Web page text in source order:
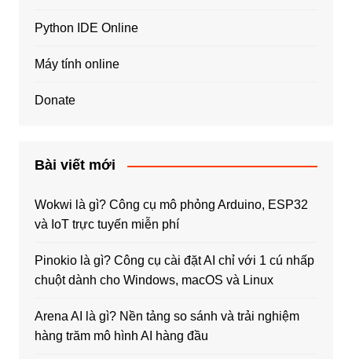
Python IDE Online
Máy tính online
Donate
Bài viết mới
Wokwi là gì? Công cụ mô phỏng Arduino, ESP32
và IoT trực tuyến miễn phí
Pinokio là gì? Công cụ cài đặt AI chỉ với 1 cú nhấp
chuột dành cho Windows, macOS và Linux
Arena AI là gì? Nền tảng so sánh và trải nghiệm
hàng trăm mô hình AI hàng đầu